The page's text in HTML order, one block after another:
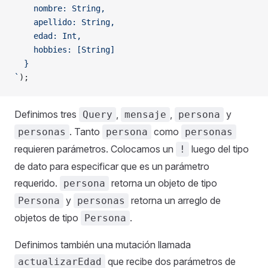
    nombre: String,
    apellido: String,
    edad: Int,
    hobbies: [String]
  }
` );
Definimos tres Query , mensaje , persona y
personas . Tanto persona como personas
requieren parámetros. Colocamos un !
luego del tipo
de dato para especificar que es un parámetro
requerido.
persona retorna un objeto de tipo
Persona y personas
retorna un arreglo de
objetos de tipo
Persona .
Definimos también una mutación llamada
actualizarEdad que recibe dos parámetros de